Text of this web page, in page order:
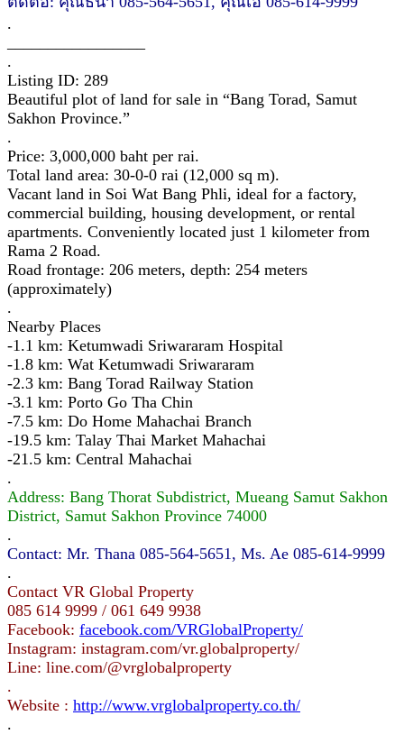
.
.
Listing ID: 289
Beautiful plot of land for sale in “Bang Torad, Samut
Sakhon Province.”
.
Price: 3,000,000 baht per rai.
Total land area: 30-0-0 rai (12,000 sq m).
Vacant land in Soi Wat Bang Phli, ideal for a factory,
commercial building, housing development, or rental
apartments. Conveniently located just 1 kilometer from
Rama 2 Road.
Road frontage: 206 meters, depth: 254 meters
(approximately)
.
Nearby Places
-1.1 km: Ketumwadi Sriwararam Hospital
-1.8 km: Wat Ketumwadi Sriwararam
-2.3 km: Bang Torad Railway Station
-3.1 km: Porto Go Tha Chin
-7.5 km: Do Home Mahachai Branch
-19.5 km: Talay Thai Market Mahachai
-21.5 km: Central Mahachai
.
Address: Bang Thorat Subdistrict, Mueang Samut Sakhon
District, Samut Sakhon Province 74000
.
Contact: Mr. Thana 085-564-5651, Ms. Ae 085-614-9999
.
Contact VR Global Property
085 614 9999 / 061 649 9938
Facebook: facebook.com/VRGlobalProperty/
Instagram: instagram.com/vr.globalproperty/
Line: line.com/@vrglobalproperty
.
Website : http://www.vrglobalproperty.co.th/
.